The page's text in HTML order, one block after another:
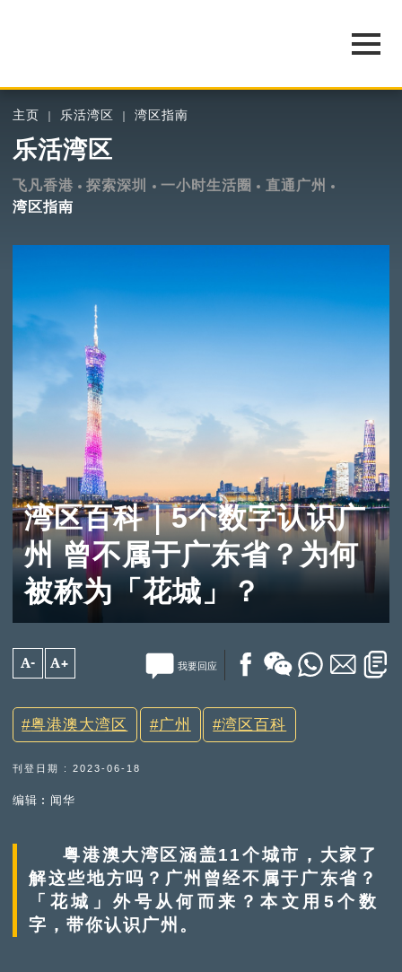
主页 乐活湾区 湾区指南
乐活湾区
飞凡香港 探索深圳 一小时生活圈
直通广州
湾区指南
湾区百科｜5个数字认识广
州 曾不属于广东省？为何
被称为「花城」？
A- A+ 我要回应
粤港澳大湾区 广州 湾区百科
刊登日期 : 2023-06-18
编辑︰闻华
粤港澳大湾区涵盖11个城市，大家了
解这些地方吗？广州曾经不属于广东省？
「花城」外号从何而来？本文用5个数
字，带你认识广州。